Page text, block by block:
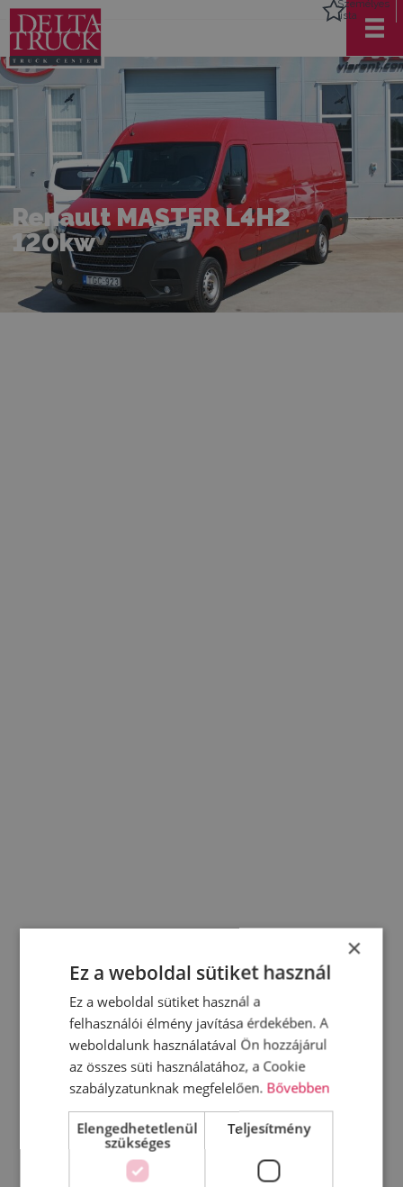
Személyes
lista
Renault MASTER L4H2
120kw
×
Ez a weboldal sütiket használ
Ez a weboldal sütiket használ a
felhasználói élmény javítása érdekében. A
weboldalunk használatával Ön hozzájárul
az összes süti használatához, a Cookie
szabályzatunknak megfelelően. Bővebben
Elengedhetetlenül
szükséges
Teljesítmény